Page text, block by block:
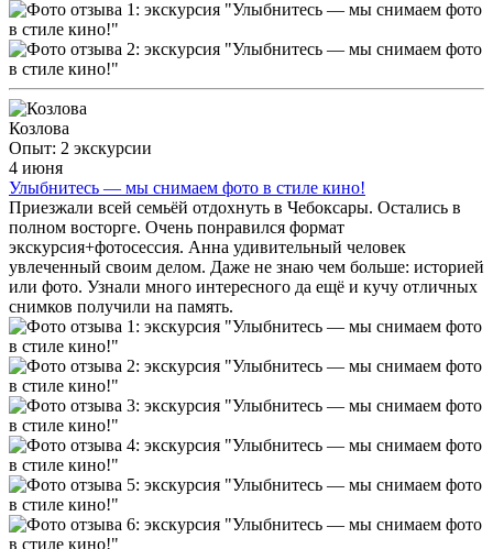
Козлова
Опыт: 2 экскурсии
4 июня
Улыбнитесь — мы снимаем фото в стиле кино!
Приезжали всей семьёй отдохнуть в Чебоксары. Остались в
полном восторге. Очень понравился формат
экскурсия+фотосессия. Анна удивительный человек
увлеченный своим делом. Даже не знаю чем больше: историей
или фото. Узнали много интересного да ещё и кучу отличных
снимков получили на память.